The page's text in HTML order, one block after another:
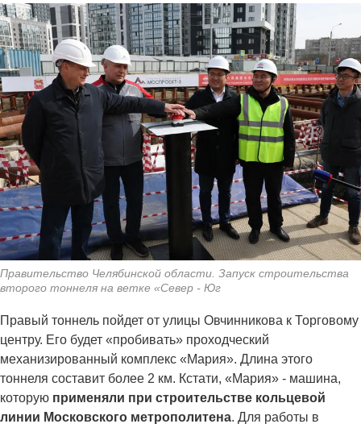
Правительство Челябинской области. Запуск строительства
второго тоннеля на ветке «Север - Юг
Правый тоннель пойдет от улицы Овчинникова к Торговому
центру. Его будет «пробивать» проходческий
механизированный комплекс «Мария». Длина этого
тоннеля составит более 2 км. Кстати, «Мария» - машина,
которую применяли при строительстве кольцевой
линии Московского метрополитена. Для работы в